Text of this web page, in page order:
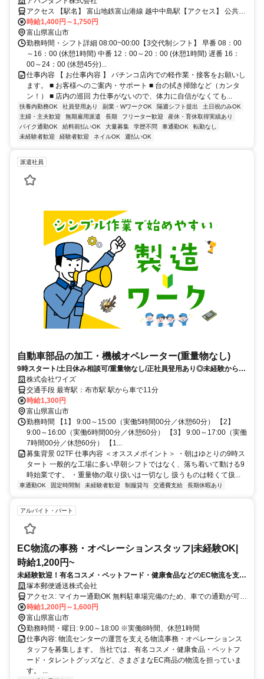
アクセス 【駅名】 富山地鉄富山港線 越中中島駅【アクセス】 公共の
乗り物での通勤は困難です。 徒歩・自転車・バイク・車での通勤を
お願いしております。
時給1,400円～1,750円
富山県富山市
勤務時間・シフト詳細 08:00~00:00【3交代制シフト】 早番 08：00
～16：00 (休憩1時間) 中番 12：00～20：00 (休憩1時間) 遅番 16：
00～24：00 (休憩45分)...
仕事内容 【 お仕事内容 】 パチンコ店内での軽作業・接客をお願いし
ます。 ■ お客様へのご案内・サポート ■ 台の拭き掃除など（カンタ
ン！） ■ 店内の巡回 力仕事がないので、体力に自信がなくても...
扶養内勤務OK 社員登用あり 副業・WワークOK 隔週シフト提出
土日祝のみOK
主婦・主夫歓迎
無期雇用派遣 長期 フリーター歓迎
産休・育休取得実績あり
バイク通勤OK
給料前払いOK 大量募集 学歴不問 車通勤OK
転勤なし
未経験者歓迎
経験者歓迎 ネイルOK 週払いOK
派遣社員
自動車部品の加工・機械オペレーター(重量物なし)
9時スタート/土日休み相談可/重量物なし/正社員登用あり◎未経験から始
めやすいアルミパイプの加工・機械操作です
株式会社ワイズ
交通手段 最寄駅：布市駅 駅から車で11分
時給1,300円
富山県富山市
勤務時間 【1】 9:00～15:00（実働5時間00分／休憩60分） 【2】
9:00～16:00（実働6時間00分／休憩60分） 【3】 9:00～17:00（実働
7時間00分／休憩60分） 【1...
募集背景 02TF 仕事内容 ＜オススメポイント＞ ・朝はゆとりの9時ス
タート 一般的な工場に多い早朝シフトではなく、落ち着いて動ける9
時始業です。 ・重量物の取り扱いは一切なし 扱うものは軽くて扱...
車通勤OK 固定時間制 未経験者歓迎 制服貸与 交通費支給 長期休暇あり
アルバイト・パート
EC物流の事務・オペレーションスタッフ|未経験OK|
時給1,200円~
未経験歓迎！有名コスメ・ペットフード・健康食品などのEC物流を支え
る事務スタッフ。PCの基本操作ができればOK。物流・ECの知識を身に
つけながら成長できる仕事です。
塚本郵便逓送株式会社
アクセス: マイカー通勤OK 無料駐車場完備のため、車での通勤が可能
です。 通勤距離に応じて交通費を支給します（会社規定あり）。 富
山市内はもちろん、射水市、高岡市、砺波市、滑川市などから通勤し
ているスタッフも活躍しています。
時給1,200円～1,600円
富山県富山市
勤務時間・曜日: 9:00～18:00 ※実働8時間、休憩1時間
仕事内容: 物流センターの運営を支える物流事務・オペレーションス
タッフを募集します。 当社では、有名コスメ・健康食品・ペットフ
ード・タレントグッズなど、さまざまなEC商品の物流を担っていま
す。 ...